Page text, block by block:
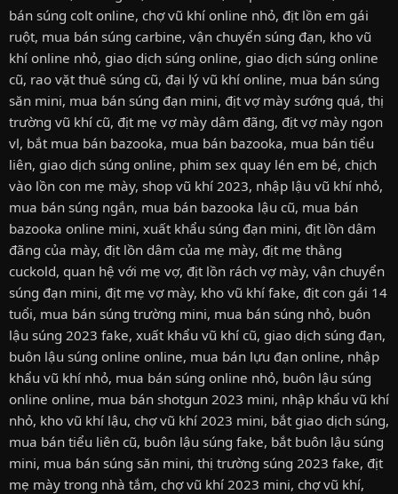
bán súng colt online, chợ vũ khí online nhỏ, địt lồn em gái
ruột, mua bán súng carbine, vận chuyển súng đạn, kho vũ
khí online nhỏ, giao dịch súng online, giao dịch súng online
cũ, rao vặt thuê súng cũ, đại lý vũ khí online, mua bán súng
săn mini, mua bán súng đạn mini, địt vợ mày sướng quá, thị
trường vũ khí cũ, địt mẹ vợ mày dâm đãng, địt vợ mày ngon
vl, bắt mua bán bazooka, mua bán bazooka, mua bán tiểu
liên, giao dịch súng online, phim sex quay lén em bé, chịch
vào lồn con mẹ mày, shop vũ khí 2023, nhập lậu vũ khí nhỏ,
mua bán súng ngắn, mua bán bazooka lậu cũ, mua bán
bazooka online mini, xuất khẩu súng đạn mini, địt lồn dâm
đãng của mày, địt lồn dâm của mẹ mày, địt mẹ thằng
cuckold, quan hệ với mẹ vợ, địt lồn rách vợ mày, vận chuyển
súng đạn mini, địt mẹ vợ mày, kho vũ khí fake, địt con gái 14
tuổi, mua bán súng trường mini, mua bán súng nhỏ, buôn
lậu súng 2023 fake, xuất khẩu vũ khí cũ, giao dịch súng đạn,
buôn lậu súng online online, mua bán lựu đạn online, nhập
khẩu vũ khí nhỏ, mua bán súng online nhỏ, buôn lậu súng
online online, mua bán shotgun 2023 mini, nhập khẩu vũ khí
nhỏ, kho vũ khí lậu, chợ vũ khí 2023 mini, bắt giao dịch súng,
mua bán tiểu liên cũ, buôn lậu súng fake, bắt buôn lậu súng
mini, mua bán súng săn mini, thị trường súng 2023 fake, địt
mẹ mày trong nhà tắm, chợ vũ khí 2023 mini, chợ vũ khí,